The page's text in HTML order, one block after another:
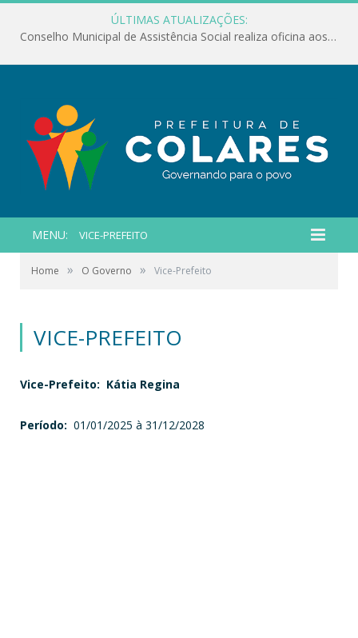
ÚLTIMAS ATUALIZAÇÕES:
Conselho Municipal de Assistência Social realiza oficina aos servidores
MENU: VICE-PREFEITO
Home » O Governo » Vice-Prefeito
VICE-PREFEITO
Vice-Prefeito: Kátia Regina
Período: 01/01/2025 à 31/12/2028